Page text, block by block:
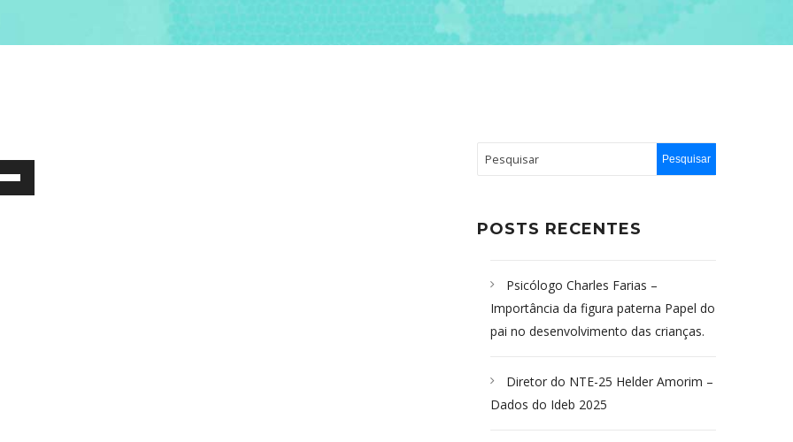
POSTS RECENTES
Psicólogo Charles Farias –
Importância da figura paterna Papel do
pai no desenvolvimento das crianças.
Diretor do NTE-25 Helder Amorim –
Dados do Ideb 2025